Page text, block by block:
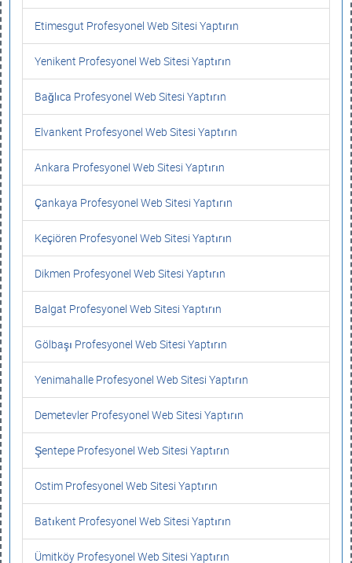
Etimesgut Profesyonel Web Sitesi Yaptırın
Yenikent Profesyonel Web Sitesi Yaptırın
Bağlıca Profesyonel Web Sitesi Yaptırın
Elvankent Profesyonel Web Sitesi Yaptırın
Ankara Profesyonel Web Sitesi Yaptırın
Çankaya Profesyonel Web Sitesi Yaptırın
Keçiören Profesyonel Web Sitesi Yaptırın
Dikmen Profesyonel Web Sitesi Yaptırın
Balgat Profesyonel Web Sitesi Yaptırın
Gölbaşı Profesyonel Web Sitesi Yaptırın
Yenimahalle Profesyonel Web Sitesi Yaptırın
Demetevler Profesyonel Web Sitesi Yaptırın
Şentepe Profesyonel Web Sitesi Yaptırın
Ostim Profesyonel Web Sitesi Yaptırın
Batıkent Profesyonel Web Sitesi Yaptırın
Ümitköy Profesyonel Web Sitesi Yaptırın